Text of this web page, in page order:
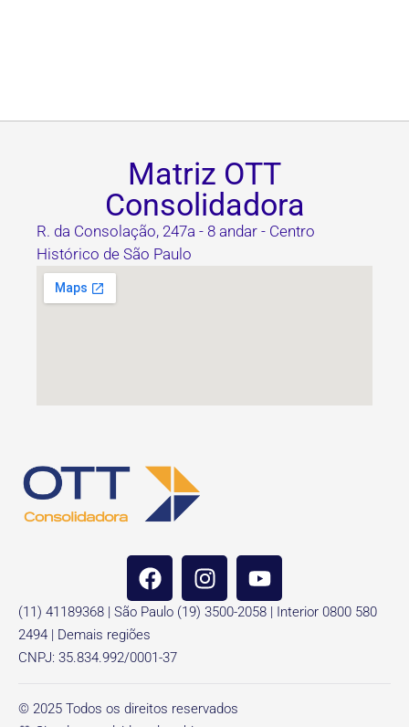
Matriz OTT
Consolidadora
R. da Consolação, 247a - 8 andar - Centro
Histórico de São Paulo
(11) 41189368 | São Paulo (19) 3500-2058 | Interior 0800 580
2494 | Demais regiões
CNPJ: 35.834.992/0001-37
© 2025 Todos os direitos reservados